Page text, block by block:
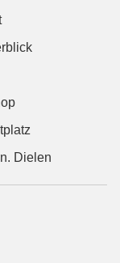
Dielen